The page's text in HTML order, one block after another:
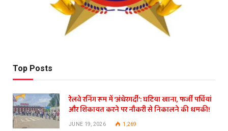
Top Posts
रेलवे रनिंग रूम में ‘अंधेरगर्दी’: घटिया खाना, फर्जी पर्चियां
और शिकायत करने पर नौकरी से निकालने की धमकी!
JUNE 19, 2026 1,269